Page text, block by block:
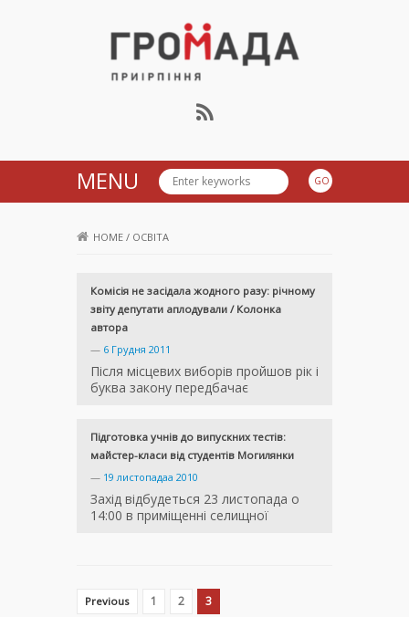
Громада Приірпіння
MENU
HOME / ОСВІТА
Комісія не засідала жодного разу: річному
звіту депутати аплодували / Колонка
автора
— 6 Грудня 2011
Після місцевих виборів пройшов рік і
буква закону передбачає
Підготовка учнів до випускних тестів:
майстер-класи від студентів Могилянки
— 19 листопадаа 2010
Захід відбудеться 23 листопада о
14:00 в приміщенні селищної
Previous 1 2 3